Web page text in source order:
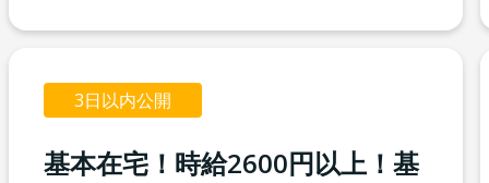
3日以内公開
基本在宅！時給2600円以上！基